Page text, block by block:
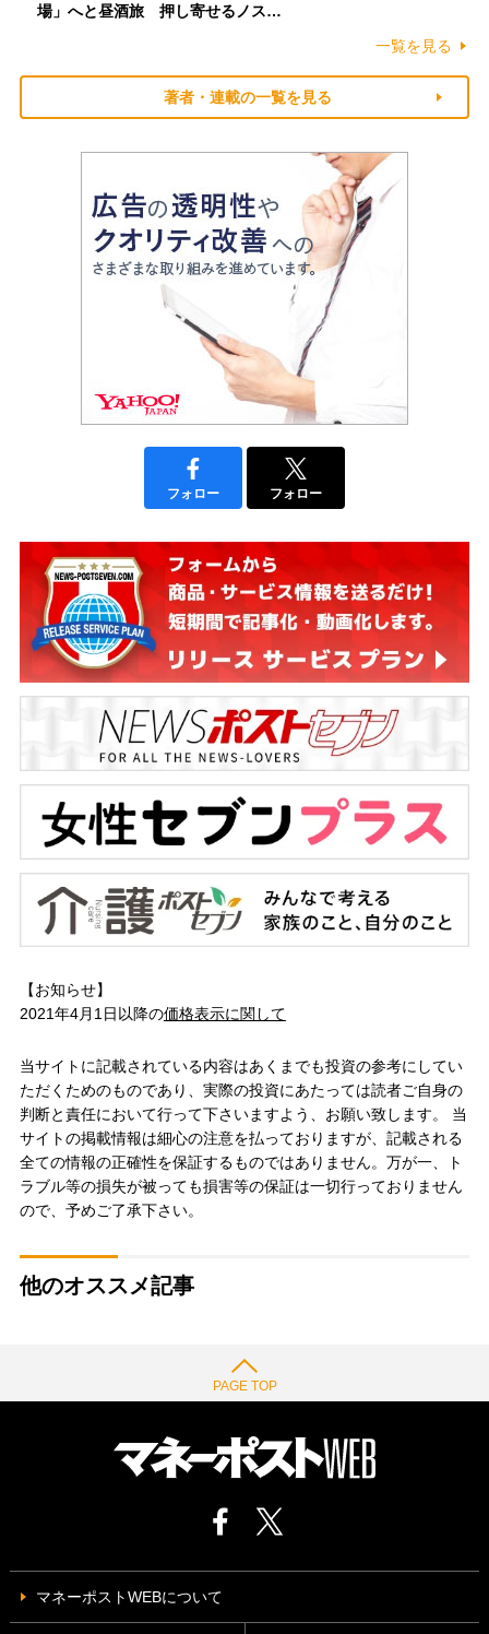
場」へと昼酒旅 押し寄せるノス…
一覧を見る
著者・連載の一覧を見る
フォロー フォロー
【お知らせ】
2021年4月1日以降の価格表示に関して
当サイトに記載されている内容はあくまでも投資の参考にしてい
ただくためのものであり、実際の投資にあたっては読者ご自身の
判断と責任において行って下さいますよう、お願い致します。 当
サイトの掲載情報は細心の注意を払っておりますが、記載される
全ての情報の正確性を保証するものではありません。万が一、ト
ラブル等の損失が被っても損害等の保証は一切行っておりません
ので、予めご了承下さい。
他のオススメ記事
PAGE TOP
マネーポストWEBについて